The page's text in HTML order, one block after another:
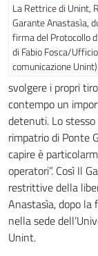
La Rettrice di Unint,
Garante Anastasìa,
firma del Protocollo
di Fabio Fosca/Ufficio
comunicazione Unint).
svolgere i propri
contempo un
detenuti. Lo
rimpatrio di Ponte
capire è
operatori”. Così Il
restrittive della
Anastasìa, dopo la
nella sede
Unint.